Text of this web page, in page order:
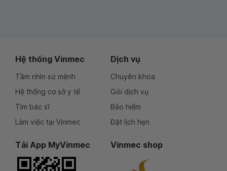
Hệ thống Vinmec
Tầm nhìn sứ mệnh
Hệ thống cơ sở y tế
Tìm bác sĩ
Làm việc tại Vinmec
Dịch vụ
Chuyên khoa
Gói dịch vụ
Bảo hiểm
Đặt lịch hẹn
Tải App MyVinmec Vinmec shop